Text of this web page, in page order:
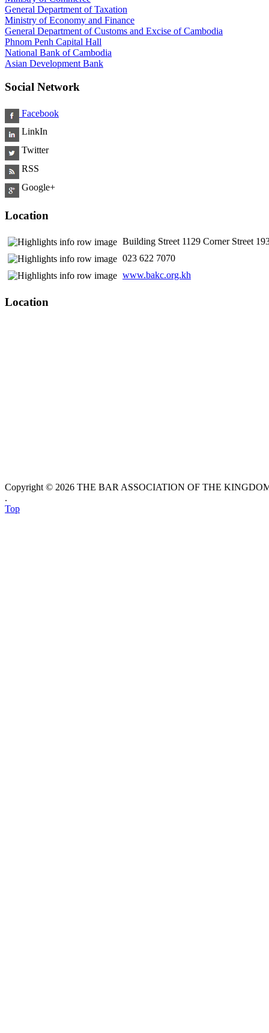
General Department of Taxation
Ministry of Economy and Finance
General Department of Customs and Excise of Cambodia
Phnom Penh Capital Hall
National Bank of Cambodia
Asian Development Bank
Social Network
Facebook
LinkIn
Twitter
RSS
Google+
Location
Building Street 1129 Corner Street
​ 023 622 7070
www.bakc.org.kh
Location
Copyright © 2026 THE BAR ASSOCIATION OF THE
.
Top